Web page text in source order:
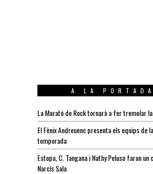
A LA PORTADA
La Marató de Rock tornarà a fer tremolar
El Fènix Andreuenc presenta els equips de
temporada
Estopa, C. Tangana i Nathy Peluso faran un
Narcís Sala